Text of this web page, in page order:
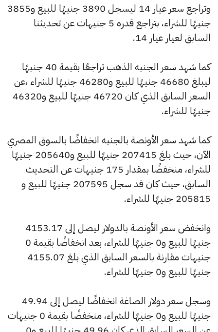
وتراجع سعر عيار 14 ليسجل 3890 جنيهًا للبيع و3855
جنيهًا للشراء، بتراجع قدره 5 جنيهات عن تحديثنا
السابق لعيار عيار 14.
كما شهد سعر الجنيه الذهب تراجعًا بقيمة 40 جنيهًا
ليبلغ 46680 جنيهًا للبيع و46280 جنيهًا للشراء ،عن
السعر السابق الذي كان 46720 جنيهًا للبيع و46320
جنيهًا للشراء.
كما شهد سعر الأونصة بالجنيه انخفاضًا بالسوق المصري
الآن، حيث بلغ 207415 جنيهًا للبيع و205640 جنيهًا
للشراء، منخفضًا بمقدار 175 جنيهات عن التحديث
السابق، حيث كان قد سجل 207595 جنيهًا للبيع و
205815 جنيهًا للشراء.
وانخفض سعر الأونصة بالدولار ليصل إلى 4153.17
جنيهًا للبيع و0 جنيهًا للشراء، بعد انخفاضًا بقيمة 0
جنيهات مقارنة بالسعر السابق الذي بلغ 4155.07
جنيهًا للبيع و0 جنيهًا للشراء.
وسجل سعر دولار الصاغة انخفاضًا ليصل إلى 49.94
جنيهًا للبيع و0 جنيهًا للشراء، منخفضًا بقيمة 0 جنيهات